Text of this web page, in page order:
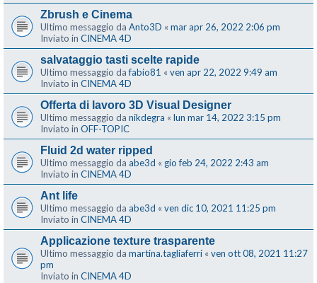
Zbrush e Cinema
Ultimo messaggio da Anto3D « mar apr 26, 2022 2:06 pm
Inviato in CINEMA 4D
salvataggio tasti scelte rapide
Ultimo messaggio dafabio81 « ven apr 22, 2022 9:49 am
Inviato in CINEMA 4D
Offerta di lavoro 3D Visual Designer
Ultimo messaggio da nikdegra « lun mar 14, 2022 3:15 pm
Inviato in OFF-TOPIC
Fluid 2d water ripped
Ultimo messaggio da abe3d « gio feb 24, 2022 2:43 am
Inviato in CINEMA 4D
Ant life
Ultimo messaggio da abe3d « ven dic 10, 2021 11:25 pm
Inviato in CINEMA 4D
Applicazione texture trasparente
Ultimo messaggio da martina.tagliaferri « ven ott 08, 2021 11:27
pm
Inviato in CINEMA 4D